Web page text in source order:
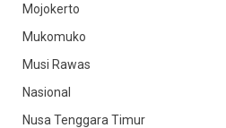
Mojokerto
Mukomuko
Musi Rawas
Nasional
Nusa Tenggara Timur